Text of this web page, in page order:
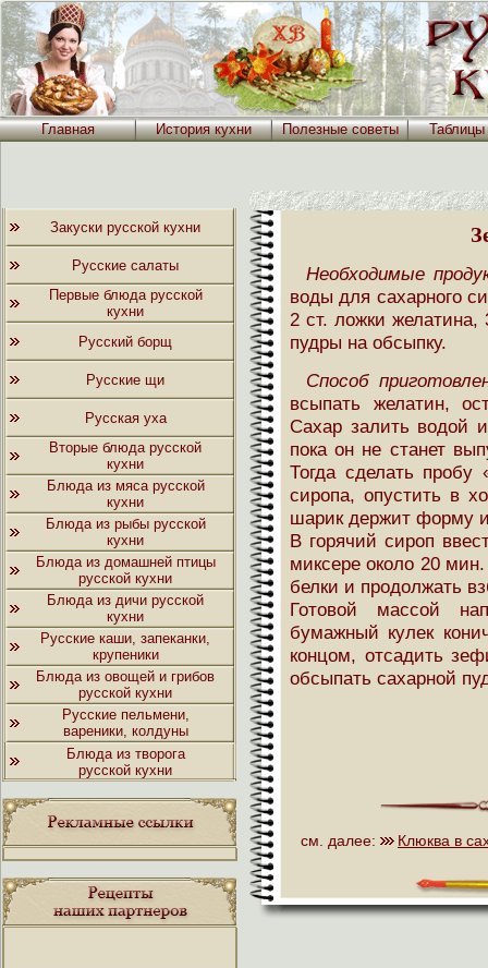
Главная История кухни Полезные советы
Закуски русской кухни
Русские салаты
Первые блюда русской
кухни
Русский борщ
Русские щи
Русская уха
Вторые блюда русской
кухни
Блюда из мяса русской
кухни
Блюда из рыбы русской
кухни
Блюда из домашней птицы
русской кухни
Блюда из дичи русской
кухни
Русские каши, запеканки,
крупеники
Блюда из овощей и грибов
русской кухни
Русские пельмени,
вареники, колдуны
Блюда из творога
русской кухни
Необходимые
воды для сахарного
2 ст. ложки желатина,
пудры на обсыпку.
Способ
всыпать желатин,
Сахар залить водой
пока он не станет
Тогда сделать
сиропа, опустить в
шарик держит форму и
В горячий сироп
миксере около 20
белки и продолжать
Готовой массой
бумажный кулек
концом, отсадить
обсыпать сахарной
см. далее: Клюква в